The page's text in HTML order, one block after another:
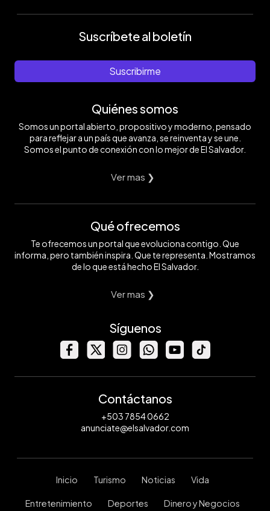
Suscríbete al boletín
Suscribirme
Quiénes somos
Somos un portal abierto, propositivo y moderno, pensado
para reflejar a un país que avanza, se reinventa y se une.
Somos el punto de conexión con lo mejor de El Salvador.
Ver mas ❯
Qué ofrecemos
Te ofrecemos un portal que evoluciona contigo. Que
informa, pero también inspira. Que te representa. Mostramos
de lo que está hecho El Salvador.
Ver mas ❯
Síguenos
Contáctanos
+503 7854 0662
anunciate@elsalvador.com
Inicio Turismo Noticias Vida
Entretenimiento Deportes Dinero y Negocios